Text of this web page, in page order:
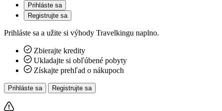
Prihláste sa
Registrujte sa
Prihláste sa a užite si výhody Travelkingu naplno.
Zbierajte kredity
Ukladajte si obľúbené pobyty
Získajte prehľad o nákupoch
Prihláste sa Registrujte sa